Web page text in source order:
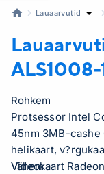
Lauaarvutid
Rohkem
Protsessor Intel
45nm 3MB-cashe
helikaart,
Videokaart
Vähem